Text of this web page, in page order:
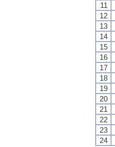
11
12
13
14
15
16
17
18
19
20
21
22
23
24